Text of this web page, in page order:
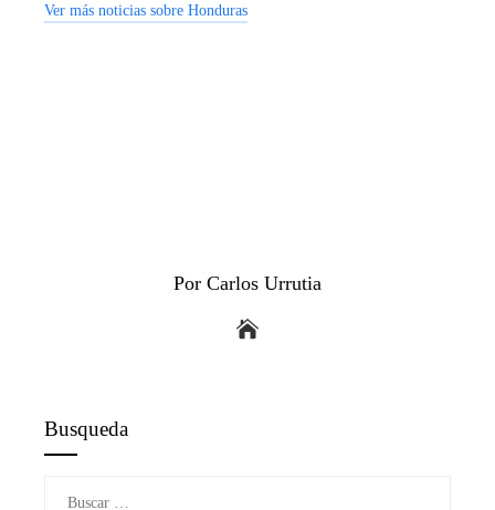
Ver más noticias sobre Honduras
Por Carlos Urrutia
Busqueda